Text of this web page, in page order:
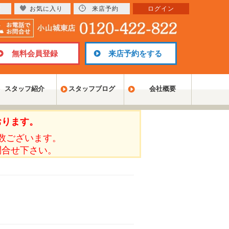
無料会員登録 来店予約をする
スタッフ紹介 スタッフブログ 会社概要
ます。
ざいます。
せ下さい。
お気に入り 来店予約 ログイン